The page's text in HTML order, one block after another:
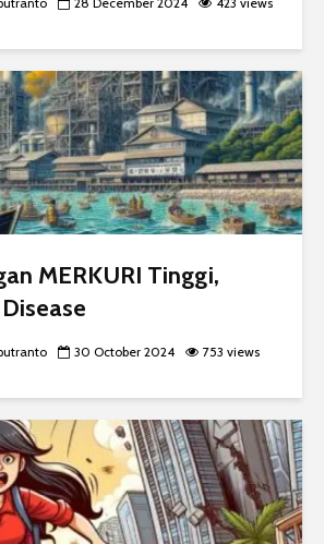
MERKURI Tinggi,
30 October 2024 753 views